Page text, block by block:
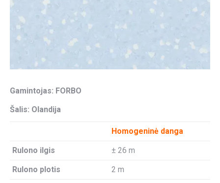
Gamintojas: FORBO
Šalis: Olandija
Homogeninė danga
Rulono ilgis ± 26 m
Rulono plotis 2 m